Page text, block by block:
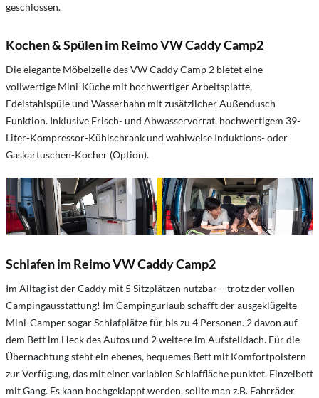
geschlossen.
Kochen & Spülen im Reimo VW Caddy Camp2
Die elegante Möbelzeile des VW Caddy Camp 2 bietet eine
vollwertige Mini-Küche mit hochwertiger Arbeitsplatte,
Edelstahlspüle und Wasserhahn mit zusätzlicher Außendusch-
Funktion. Inklusive Frisch- und Abwasservorrat, hochwertigem 39-
Liter-Kompressor-Kühlschrank und wahlweise Induktions- oder
Gaskartuschen-Kocher (Option).
Schlafen im Reimo VW Caddy Camp2
Im Alltag ist der Caddy mit 5 Sitzplätzen nutzbar – trotz der vollen
Campingausstattung! Im Campingurlaub schafft der ausgeklügelte
Mini-Camper sogar Schlafplätze für bis zu 4 Personen. 2 davon auf
dem Bett im Heck des Autos und 2 weitere im Aufstelldach. Für die
Übernachtung steht ein ebenes, bequemes Bett mit Komfortpolstern
zur Verfügung, das mit einer variablen Schlaffläche punktet. Einzelbett
mit Gang. Es kann hochgeklappt werden, sollte man z.B. Fahrräder